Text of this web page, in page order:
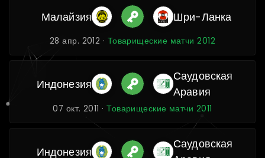
Малайзия Шри-Ланка
28 апр. 2012 · Товарищеские матчи 2012
Индонезия
Саудовская
Аравия
07 окт. 2011 ·Товарищеские матчи 2011
Индонезия
Саудовская